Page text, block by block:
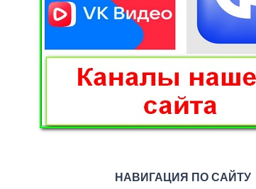
НАВИГАЦИЯ ПО САЙТУ